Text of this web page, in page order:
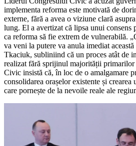
implementa reforma este motivată de
externe, fără a avea o viziune clară
lung. El a avertizat că lipsa unui consens
ca reforma să fie extrem de vulnerabilă.
va veni la putere va anula imediat
Tkaciuk, subliniind că un proces atât de
realizat fără sprijinul majorității primarilor
Civic insistă că, în loc de o amalgamare
consolidarea orașelor existente și
care pornește de la nevoile reale ale